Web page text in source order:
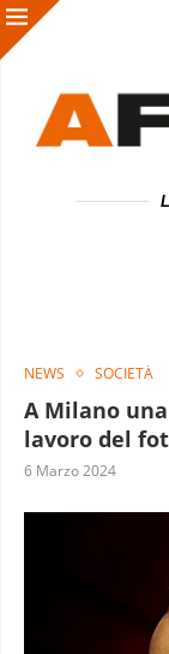
NEWS SOCIETÀ
A Milano
lavoro del
6 Marzo 2024